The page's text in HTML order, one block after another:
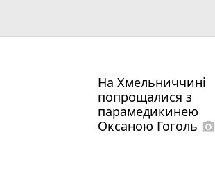
На Хмельниччині
попрощалися з
парамедикинею
Оксаною Гоголь photo_camera